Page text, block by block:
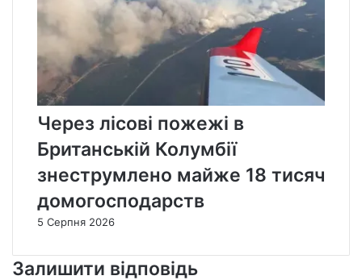
Через лісові пожежі в
Британській Колумбії
знеструмлено майже 18 тисяч
домогосподарств
5 Серпня 2026
Залишити відповідь